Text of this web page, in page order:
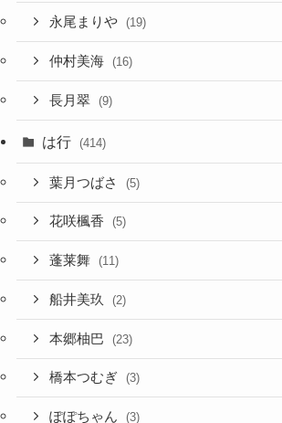
永尾まりや (19)
仲村美海 (16)
長月翠 (9)
は行 (414)
葉月つばさ (5)
花咲楓香 (5)
蓬莱舞 (11)
船井美玖 (2)
本郷柚巴 (23)
橋本つむぎ (3)
ぽぽちゃん (3)